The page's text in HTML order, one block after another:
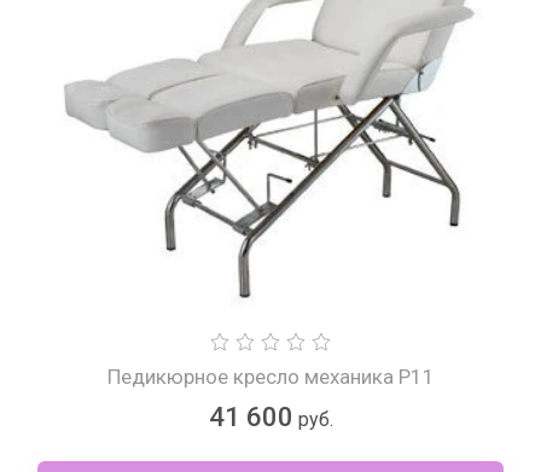
Педикюрное кресло механика Р11
41 600 руб.